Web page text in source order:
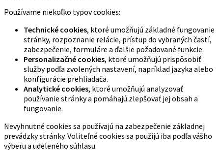
Používame niekoľko typov cookies:
Technické cookies, ktoré umožňujú základné fungovanie
stránky, rozpoznanie relácie, prístup do vybraných častí,
zabezpečenie, formuláre a ďalšie požadované funkcie.
Personalizačné cookies, ktoré umožňujú prispôsobiť
služby podľa zvolených nastavení, napríklad jazyka alebo
konfigurácie prehliadača.
Analytické cookies, ktoré umožňujú analyzovať
používanie stránky a pomáhajú zlepšovať jej obsah a
fungovanie.
Nevyhnutné cookies sa používajú na zabezpečenie základnej
prevádzky stránky. Voliteľné cookies sa použijú iba podľa vášho
výberu a udeleného súhlasu.